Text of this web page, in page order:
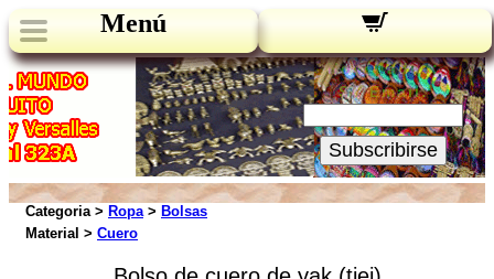
Menú
Novedades:
Su Email:
Subscribirse
Categoria > Ropa> Bolsas
Material > Cuero